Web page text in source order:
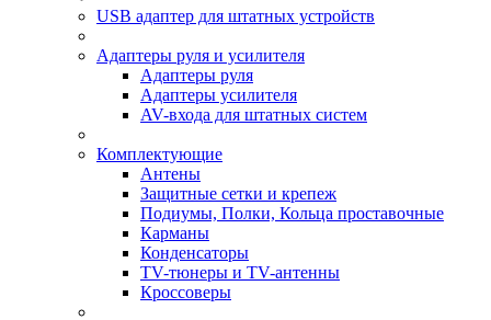
USB адаптер для штатных устройств
Адаптеры руля и усилителя
Адаптеры руля
Адаптеры усилителя
AV-входа для штатных систем
Комплектующие
Антены
Защитные сетки и крепеж
Подиумы, Полки, Кольца проставочные
Карманы
Конденсаторы
TV-тюнеры и TV-антенны
Кроссоверы